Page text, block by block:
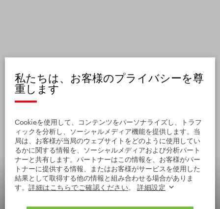
Prague - U Fleků Restaurant
私たちは、お客様のプライバシーを尊
重します
Cookieを使用して、コンテンツをパーソナライズし、トラフ
ィックを分析し、ソーシャルメディア機能を提供します。当
局は、お客様が当局のウェブサイトをどのように使用してい
るかに関する情報を、ソーシャルメディアおよび分析パート
ナーと共有します。パートナーはこの情報を、お客様がパー
トナーに提供する情報、またはお客様がサービスを使用した
結果として取得する他の情報と組み合わせる場合がありま
す。 詳細はこちらでご確認ください。 詳細設定